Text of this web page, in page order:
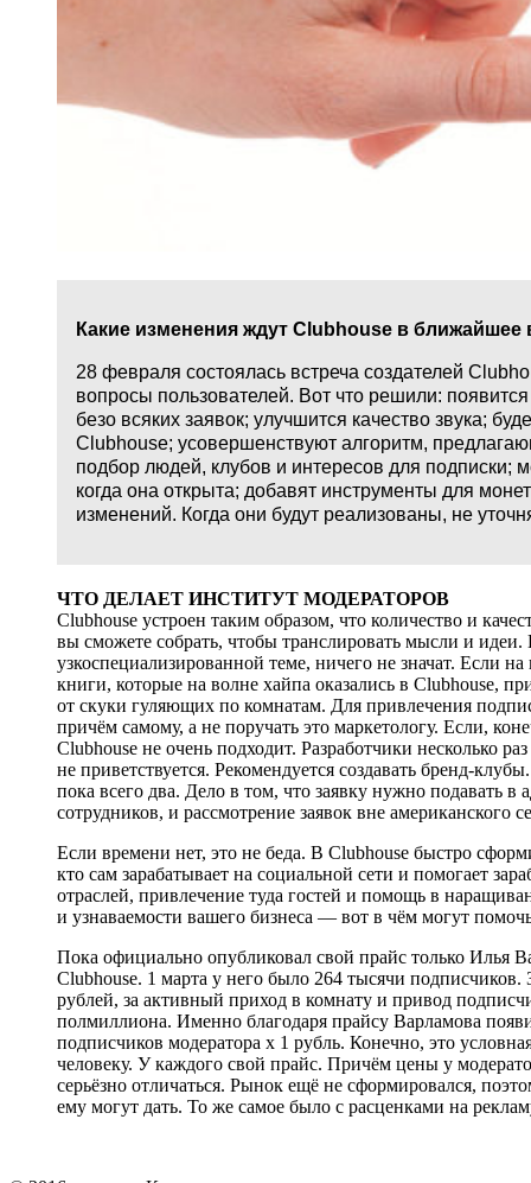
Какие изменения ждут Clubhouse в ближайшее
28 февраля состоялась встреча создателей
вопросы пользователей. Вот что решили:
безо всяких заявок; улучшится качество звука;
Clubhouse; усовершенствуют алгоритм,
подбор людей, клубов и интересов для подписки;
когда она открыта; добавят инструменты для
изменений. Когда они будут реализованы, не
ЧТО ДЕЛАЕТ ИНСТИТУТ МОДЕРАТОРОВ
Clubhouse устроен таким образом, что количество и
вы сможете собрать, чтобы транслировать мысли и
узкоспециализированной теме, ничего не значат. Если
книги, которые на волне хайпа оказались в Clubhouse,
от скуки гуляющих по комнатам. Для привлечения
причём самому, а не поручать это маркетологу. Если,
Clubhouse не очень подходит. Разработчики несколько
не приветствуется. Рекомендуется создавать бренд-
пока всего два. Дело в том, что заявку нужно подавать
сотрудников, и рассмотрение заявок вне американского
Если времени нет, это не беда. В Clubhouse быстро
кто сам зарабатывает на социальной сети и помогает
отраслей, привлечение туда гостей и помощь в
и узнаваемости вашего бизнеса — вот в чём могут
Пока официально опубликовал свой прайс только Илья
Clubhouse. 1 марта у него было 264 тысячи
рублей, за активный приход в комнату и привод
полмиллиона. Именно благодаря прайсу Варламова
подписчиков модератора х 1 рубль. Конечно, это
человеку. У каждого свой прайс. Причём цены у
серьёзно отличаться. Рынок ещё не сформировался,
ему могут дать. То же самое было с расценками на